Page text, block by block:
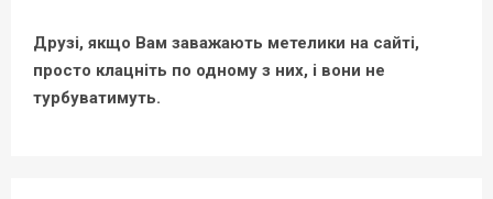
Друзі, якщо Вам заважають метелики на сайті,
просто клацніть по одному з них, і вони не
турбуватимуть.